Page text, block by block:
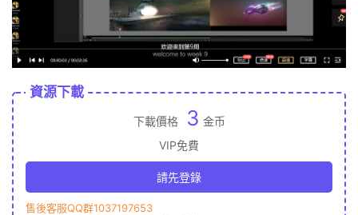
資源下載
下載價格 3 金币
VIP免費
請先登錄
售後客服QQ群1037197653